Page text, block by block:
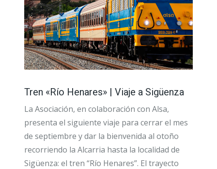
Tren «Río Henares» | Viaje a Sigüenza
La Asociación, en colaboración con Alsa,
presenta el siguiente viaje para cerrar el mes
de septiembre y dar la bienvenida al otoño
recorriendo la Alcarria hasta la localidad de
Sigüenza: el tren “Río Henares”. El trayecto